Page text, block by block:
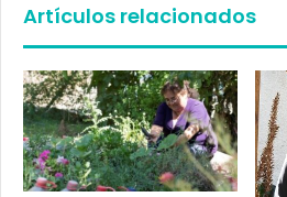
Artículos relacionados